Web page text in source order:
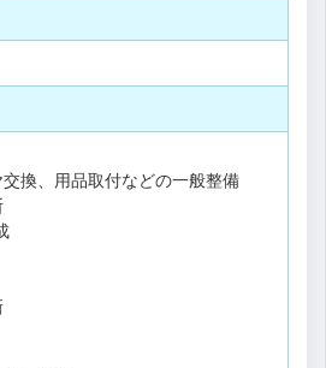
交換、用品取付などの一般整備